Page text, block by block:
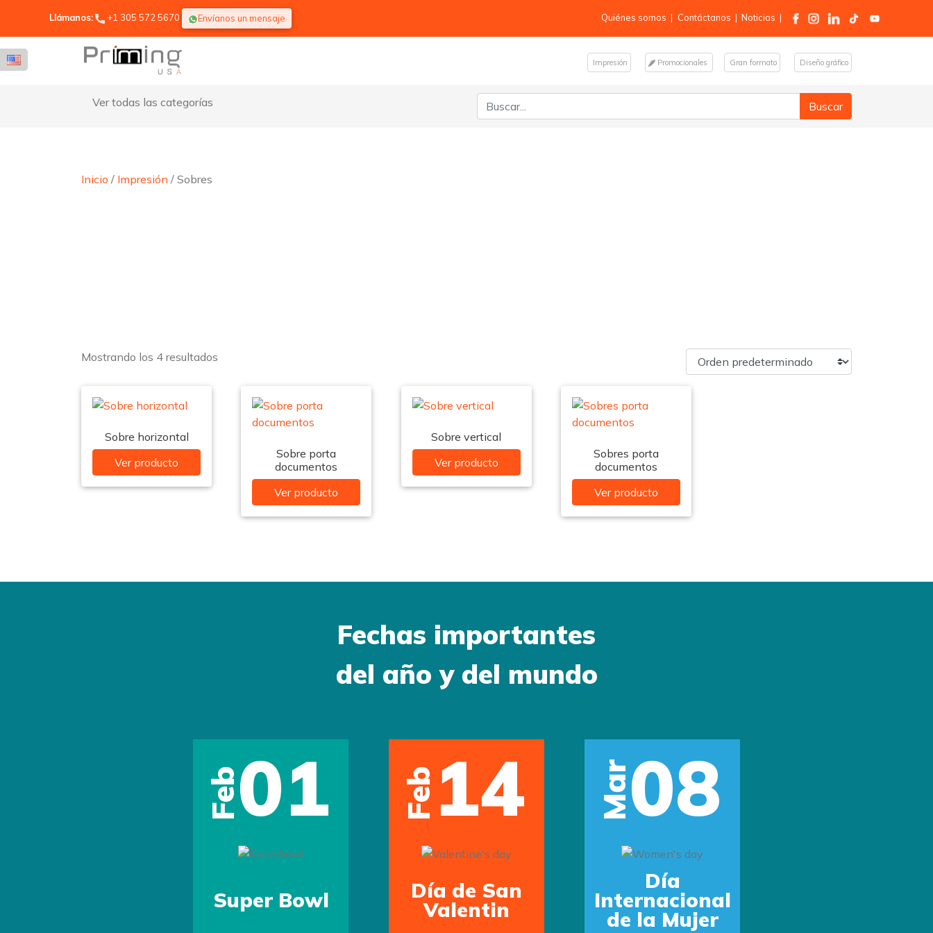
Llámanos: +1 305 572 5670 Envíanos un mensaje Quiénes somos | Contáctanos | Noticias |
Impresión Promocionales Gran formato Diseño gráfico
Ver todas las categorías Buscar:
Inicio / Impresión / Sobres
Mostrando los 4 resultados
Sobre horizontal
Ver producto
Sobre porta
documentos
Ver producto
Sobre vertical
Ver producto
Sobres porta
documentos
Ver producto
Fechas importantes
del año y del mundo
Feb01
Super Bowl
Feb 14
Día de San
Valentin
Mar08
Día
Internacional
de la Mujer